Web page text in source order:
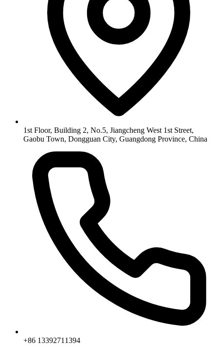
1st Floor, Building 2, No.5, Jiangcheng West 1st Street,
Gaobu Town, Dongguan City, Guangdong Province, China
+86 13392711394